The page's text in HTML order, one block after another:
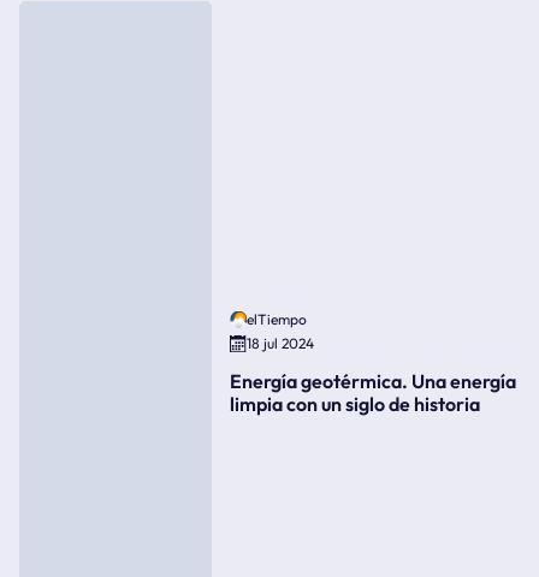
elTiempo
18 jul 2024
Energía geotérmica. Una energía
limpia con un siglo de historia